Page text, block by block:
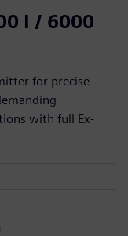
I / 6000
for precise
with full Ex-